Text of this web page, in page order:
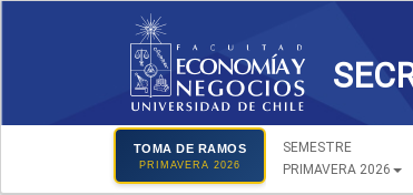
TOMA DE RAMOS
PRIMAVERA 2026
SEMESTRE
PRIMAVERA 2026